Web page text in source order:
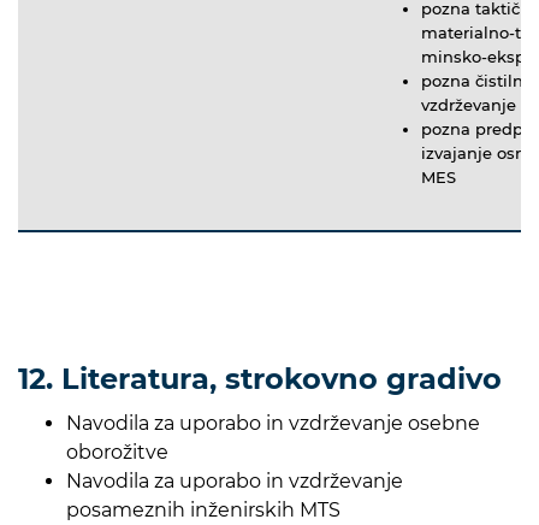
pozna
materialno-
minsko-
pozna čistilna
vzdrževanje
pozna
izvajanje
MES
12. Literatura, strokovno gradivo
Navodila za uporabo in vzdrževanje osebne
oborožitve
Navodila za uporabo in vzdrževanje
posameznih inženirskih MTS